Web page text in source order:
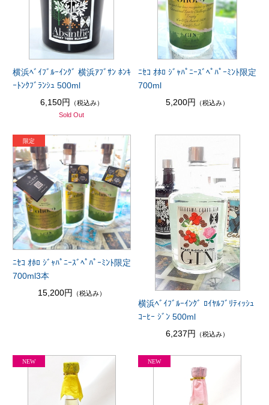
横浜ﾍﾞｲﾌﾞﾙｰｲﾝｸﾞ 横浜ｱﾌﾞｻﾝ ﾎﾝｷ
ｰﾄﾝｸﾌﾞﾗﾝｼｭ 500ml
6,150円
（税込み）
Sold Out
ﾆｾｺ ｵﾎﾛ ｼﾞｬﾊﾟﾆｰｽﾞﾍﾟﾊﾟｰﾐﾝﾄ限定
700ml
5,200円
（税込み）
ﾆｾｺ ｵﾎﾛ ｼﾞｬﾊﾟﾆｰｽﾞﾍﾟﾊﾟｰﾐﾝﾄ限定
700ml3本
15,200円
（税込み）
横浜ﾍﾞｲﾌﾞﾙｰｲﾝｸﾞ ﾛｲﾔﾙﾌﾞﾘﾃｨｯｼｭ
ｺｰﾋｰ ｼﾞﾝ 500ml
6,237円
（税込み）